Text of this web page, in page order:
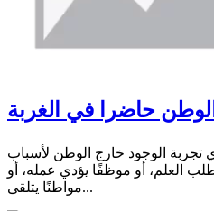
حاضرا في الغربة
الوجود خارج الوطن لأسباب
العلم، أو موظفًا يؤدي عمله، أو
مواطنًا يتلقى...